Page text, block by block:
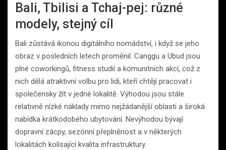
Bali, Tbilisi a Tchaj-pej: různé
modely, stejný cíl
Bali zůstává ikonou digitálního nomádství, i když se jeho
obraz v posledních letech proměnil. Canggu a Ubud jsou
plné coworkingů, fitness studií a komunitních akcí, což z
nich dělá atraktivní volbu pro lidi, kteří chtějí pracovat i
společensky žít v jedné lokalitě. Výhodou jsou stále
relativně nízké náklady mimo nejžádanější oblasti a široká
nabídka krátkodobého ubytování. Nevýhodou bývají
dopravní zácpy, sezónní přeplněnost a v některých
lokalitách kolísající kvalita infrastruktury.